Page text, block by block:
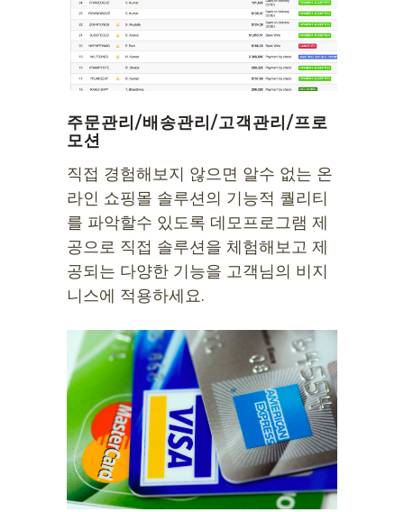
주문관리/배송관리/고객관리/프로
모션
직접 경험해보지 않으면 알수 없는 온
라인 쇼핑몰 솔루션의 기능적 퀄리티
를 파악할수 있도록 데모프로그램 제
공으로 직접 솔루션을 체험해보고 제
공되는 다양한 기능을 고객님의 비지
니스에 적용하세요.